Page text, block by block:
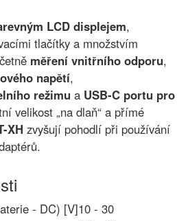
LCD displejem,
tlačítky a množstvím
měření vnitřního odporu,
napětí,
režimu a USB-C portu pro
velikost „na dlaň“ a přímé
XH zvyšují pohodlí při používání
- DC) [V]10 - 30